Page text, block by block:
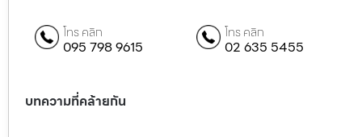
โทร คลิก
095 798 9615
โทร คลิก
02 635 5455
บทความที่คล้ายกัน